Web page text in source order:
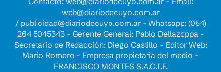
web@diariodecuyo.com.ar
/ publicidad@diariodecuyo.com.ar- Whatsapp: (054)
264 5045343 - Gerente General: Pablo Dellazoppa -
Secretario de Redacción: Diego Castillo - Editor Web:
Mario Romero - Empresa propietaria del medio -
FRANCISCO MONTES S.A.C.I.F.